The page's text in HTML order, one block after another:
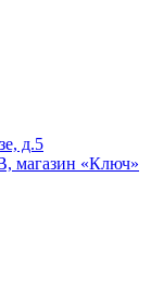
д.5
магазин «Ключ»